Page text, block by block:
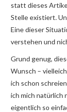
statt dieses
Stelle existiert.
Eine dieser
verstehen und
Grund genug,
Wunsch –
ich schon
ich mich natürlich
eigentlich so